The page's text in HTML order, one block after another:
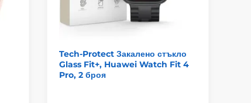
Tech-Protect Закалено стъкло
Glass Fit+, Huawei Watch Fit 4
Pro, 2 броя